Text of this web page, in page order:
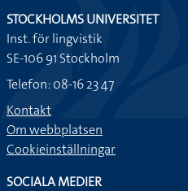
STOCKHOLMS UNIVERSITET
Inst. för lingvistik
SE-106 91 Stockholm
Telefon: 08-16 23 47
Kontakt
Om webbplatsen
Cookieinställningar
SOCIALA MEDIER